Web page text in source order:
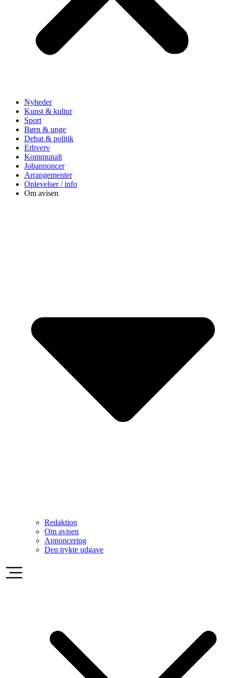
Nyheder
Kunst & kultur
Sport
Børn & unge
Debat & politik
Erhverv
Kommunalt
Jobannoncer
Arrangementer
Oplevelser / info
Om avisen
Redaktion
Om avisen
Annoncering
Den trykte udgave